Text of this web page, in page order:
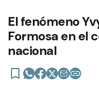
El fenómeno
Formosa en el
nacional